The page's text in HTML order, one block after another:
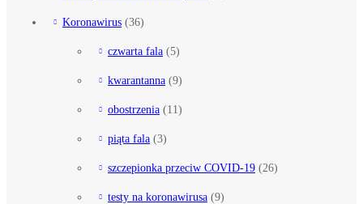
Koronawirus (36)
czwarta fala (5)
kwarantanna (9)
obostrzenia (11)
piąta fala (3)
szczepionka przeciw COVID-19 (26)
testy na koronawirusa (9)